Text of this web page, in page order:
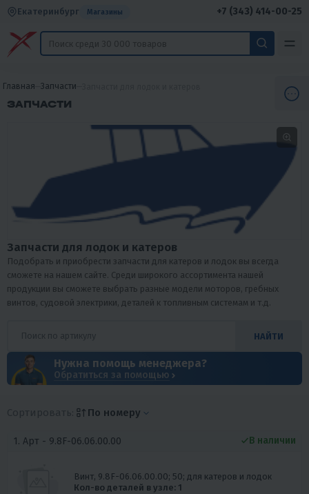
Екатеринбург Магазины +7 (343) 414-00-25
Главная Запчасти
ЗАПЧАСТИ
Запчасти для лодок и катеров
Подобрать и приобрести запчасти для катеров и лодок вы всегда
сможете на нашем сайте. Среди широкого ассортимента нашей
продукции вы сможете выбрать разные модели моторов, гребных
винтов, судовой электрики, деталей к топливным системам и т.д.
НАЙТИ
Нужна помощь менеджера?
Обратиться за помощью
По номеру
1. Арт - 9.8F-06.06.00.00
Винт, 9.8F-06.06.00.00; 50; для катеров и лодок
Кол-во деталей в узле: 1
В наличии